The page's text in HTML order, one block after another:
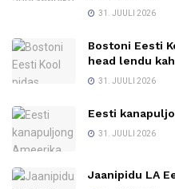
31. JUULI 2026
Bostoni Eesti
head lendu
31. JUULI 2026
Eesti
31. JUULI 2026
Jaanipidu LA